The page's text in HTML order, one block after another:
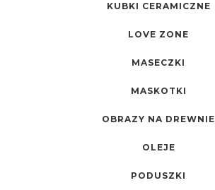
KUBKI CERAMICZNE
LOVE ZONE
MASECZKI
MASKOTKI
OBRAZY NA DREWNIE
OLEJE
PODUSZKI